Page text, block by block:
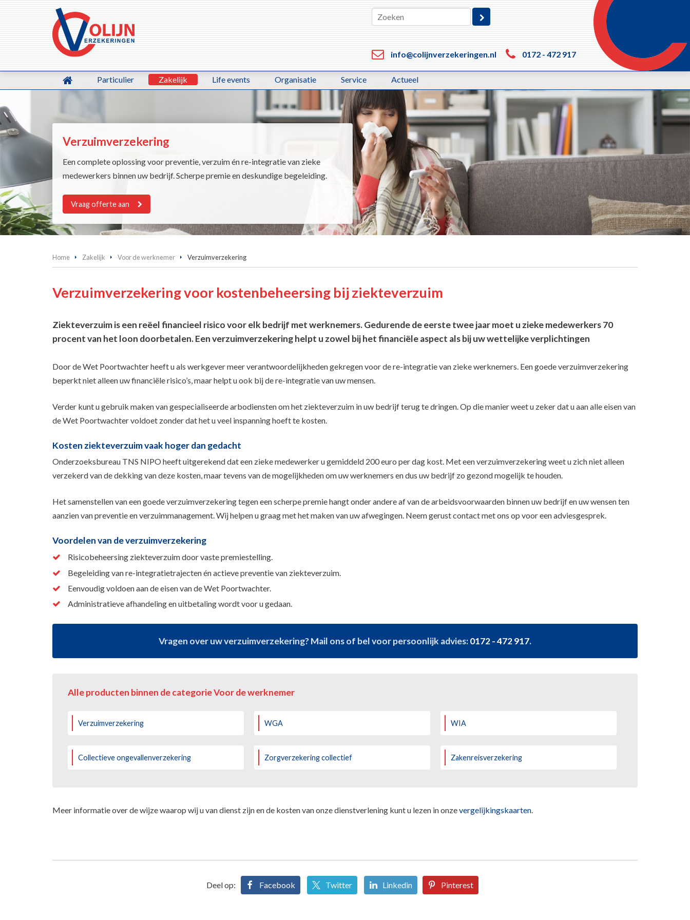
info@colijnverzekeringen.nl 0172 - 472 917
Particulier Zakelijk Life events Organisatie Service Actueel
Verzuimverzekering
Een complete oplossing voor preventie, verzuim én re-integratie van zieke
medewerkers binnen uw bedrijf. Scherpe premie en deskundige begeleiding.
Vraag offerte aan
Home Zakelijk Voor de werknemer Verzuimverzekering
Verzuimverzekering voor kostenbeheersing bij ziekteverzuim
Ziekteverzuim is een reëel financieel risico voor elk bedrijf met werknemers. Gedurende de eerste twee jaar moet u zieke medewerkers 70
procent van het loon doorbetalen. Een verzuimverzekering helpt u zowel bij het financiële aspect als bij uw wettelijke verplichtingen
Door de Wet Poortwachter heeft u als werkgever meer verantwoordelijkheden gekregen voor de re-integratie van zieke werknemers. Een goede verzuimverzekering
beperkt niet alleen uw financiële risico’s, maar helpt u ook bij de re-integratie van uw mensen.
Verder kunt u gebruik maken van gespecialiseerde arbodiensten om het ziekteverzuim in uw bedrijf terug te dringen. Op die manier weet u zeker dat u aan alle eisen van
de Wet Poortwachter voldoet zonder dat het u veel inspanning hoeft te kosten.
Kosten ziekteverzuim vaak hoger dan gedacht
Onderzoeksbureau TNS NIPO heeft uitgerekend dat een zieke medewerker u gemiddeld 200 euro per dag kost. Met een verzuimverzekering weet u zich niet alleen
verzekerd van de dekking van deze kosten, maar tevens van de mogelijkheden om uw werknemers en dus uw bedrijf zo gezond mogelijk te houden.
Het samenstellen van een goede verzuimverzekering tegen een scherpe premie hangt onder andere af van de arbeidsvoorwaarden binnen uw bedrijf en uw wensen ten
aanzien van preventie en verzuimmanagement. Wij helpen u graag met het maken van uw afwegingen. Neem gerust contact met ons op voor een adviesgesprek.
Voordelen van de verzuimverzekering
Risicobeheersing ziekteverzuim door vaste premiestelling.
Begeleiding van re-integratietrajecten én actieve preventie van ziekteverzuim.
Eenvoudig voldoen aan de eisen van de Wet Poortwachter.
Administratieve afhandeling en uitbetaling wordt voor u gedaan.
Vragen over uw verzuimverzekering? Mail ons of bel voor persoonlijk advies:0172 - 472 917.
Alle producten binnen de categorie Voor de werknemer
Verzuimverzekering WGA WIA
Collectieve ongevallenverzekering Zorgverzekering collectief Zakenreisverzekering
Meer informatie over de wijze waarop wij u van dienst zijn en de kosten van onze dienstverlening kunt u lezen in onzevergelijkingskaarten
Deel op: Facebook Twitter Linkedin Pinterest